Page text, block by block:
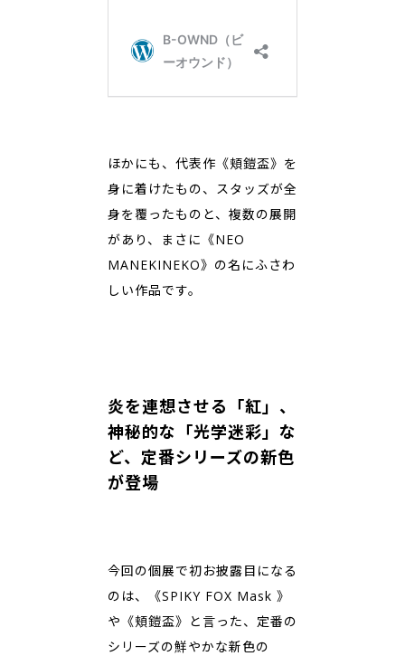
ほかにも、代表作《頬鎧盃》を
身に着けたもの、スタッズが全
身を覆ったものと、複数の展開
があり、まさに《NEO
MANEKINEKO》の名にふさわ
しい作品です。
炎を連想させる「紅」、
神秘的な「光学迷彩」な
ど、定番シリーズの新色
が登場
今回の個展で初お披露目になる
のは、《SPIKY FOX Mask 》
や《頬鎧盃》と言った、定番の
シリーズの鮮やかな新色の